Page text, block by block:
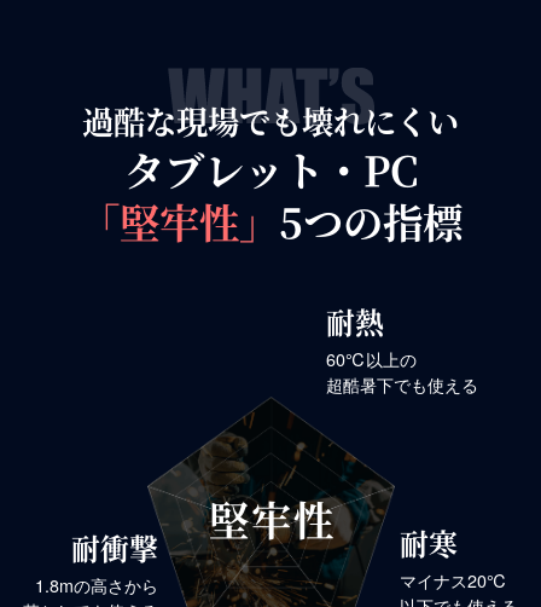
過酷な現場でも壊れにくい
タブレット・PC
「堅牢性」 5つの指標
堅牢性
耐熱
60℃以上の
超酷暑下でも使える
耐寒
マイナス20℃
耐衝撃
1.8mの高さから